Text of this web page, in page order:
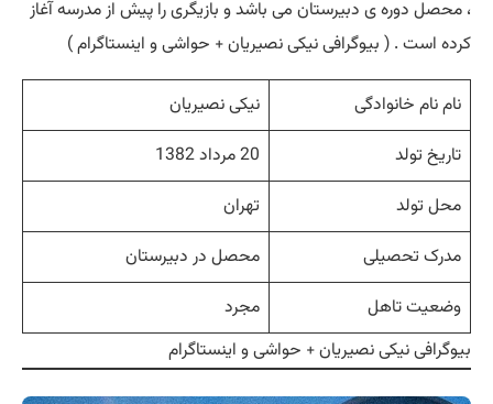
، محصل دوره ی دبیرستان می باشد و بازیگری را پیش از مدرسه آغاز
کرده است . ( بیوگرافی نیکی نصیریان + حواشی و اینستاگرام )
نام نام خانوادگی
نیکی نصیریان
تاریخ تولد
20 مرداد 1382
محل تولد
تهران
مدرک تحصیلی
محصل در دبیرستان
وضعیت تاهل
مجرد
بیوگرافی نیکی نصیریان + حواشی و اینستاگرام